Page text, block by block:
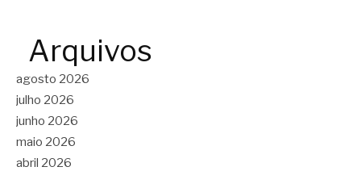
Arquivos
agosto 2026
julho 2026
junho 2026
maio 2026
abril 2026